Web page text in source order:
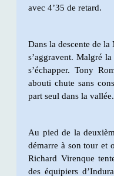
avec 4’35 de retard.
Dans la descente de
s’aggravent. Malgré
s’échapper. Tony
abouti chute sans
part seul dans la vallée.
Au pied de la
démarre à son tour et
Richard Virenque
des équipiers